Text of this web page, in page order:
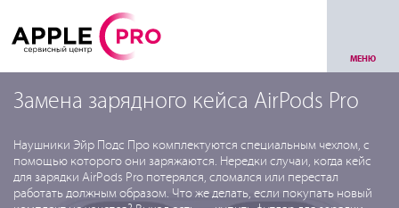
МЕНЮ
Замена зарядного кейса AirPods Pro
Наушники Эйр Подс Про комплектуются специальным чехлом, с
помощью которого они заряжаются. Нередки случаи, когда кейс
для зарядки AirPods Pro потерялся, сломался или перестал
работать должным образом. Что же делать, если покупать новый